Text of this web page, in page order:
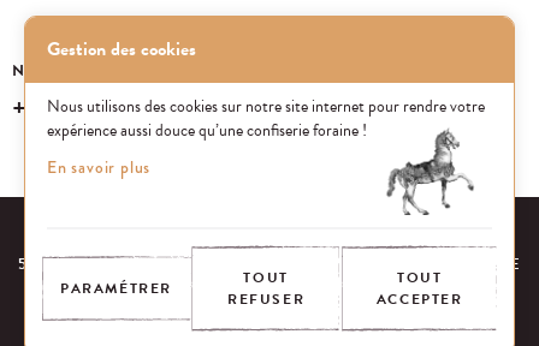
NEED SOME INFORMATION? CALL US
+33 (0) 1 43 40 16 22
53 AVENUE DES TERROIRS DE FRANCE, 75012 PARIS, FRANCE
CONTACT US
Gestion des cookies
Nous utilisons des cookies sur notre site internet pour rendre votre
expérience aussi douce qu’une confiserie foraine !
En savoir plus
PARAMÉTRER
TOUT
REFUSER
TOUT
ACCEPTER